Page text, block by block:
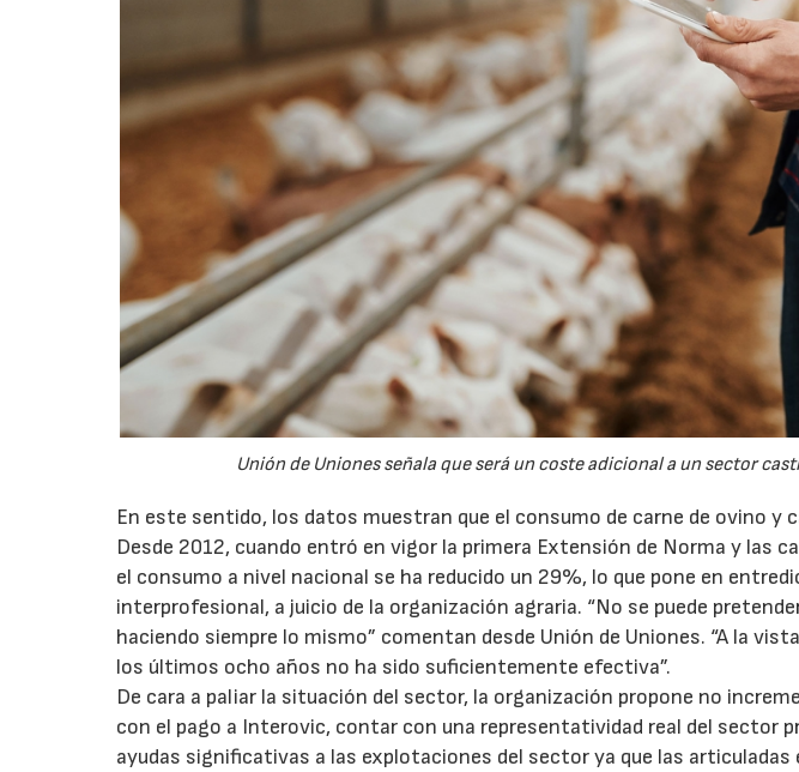
Unión de Uniones señala que será un coste adicional a un sector
En este sentido, los datos muestran que el consumo de carne de ovino y
Desde 2012, cuando entró en vigor la primera Extensión de Norma y las
el consumo a nivel nacional se ha reducido un 29%, lo que pone en
interprofesional, a juicio de la organización agraria. “No se puede
haciendo siempre lo mismo” comentan desde Unión de Uniones. “A la
los últimos ocho años no ha sido suficientemente efectiva”.
De cara a paliar la situación del sector, la organización propone no
con el pago a Interovic, contar con una representatividad real del sector
ayudas significativas a las explotaciones del sector ya que las
02/07/2026